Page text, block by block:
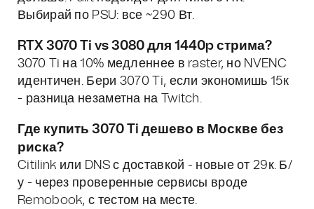
Выбирай по PSU: все ~290 Вт.
RTX 3070 Ti vs 3080 для 1440p стрима?
3070 Ti на 10% медленнее в raster, но NVENC
идентичен. Бери 3070 Ti, если экономишь 15к
- разница незаметна на Twitch.
Где купить 3070 Ti дешево в Москве без
риска?
Citilink или DNS с доставкой - новые от 29к. Б/
у - через проверенные сервисы вроде
Remobook, с тестом на месте.